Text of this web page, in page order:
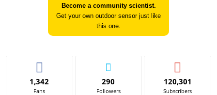
Become a community scientist.
Get your own outdoor sensor just like
this one.
1,342
Fans
290
Followers
120,301
Subscribers